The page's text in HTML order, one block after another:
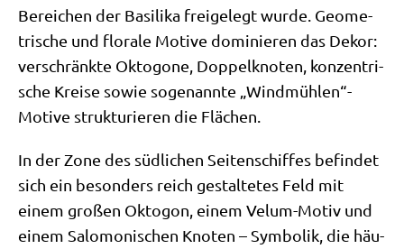
Berei­chen der Basi­li­ka frei­ge­legt wur­de. Geo­me­
tri­sche und flo­ra­le Moti­ve domi­nie­ren das Dekor:
ver­schränk­te Okto­go­ne, Dop­pel­kno­ten, kon­zen­tri­
sche Krei­se sowie soge­nann­te „Windmühlen“-
Motive struk­tu­rie­ren die Flächen.
In der Zone des süd­li­chen Sei­ten­schif­fes befin­det
sich ein beson­ders reich gestal­te­tes Feld mit
einem gro­ßen Okto­gon, einem Velum-Motiv und
einem Salo­mo­ni­schen Kno­ten – Sym­bo­lik, die häu­